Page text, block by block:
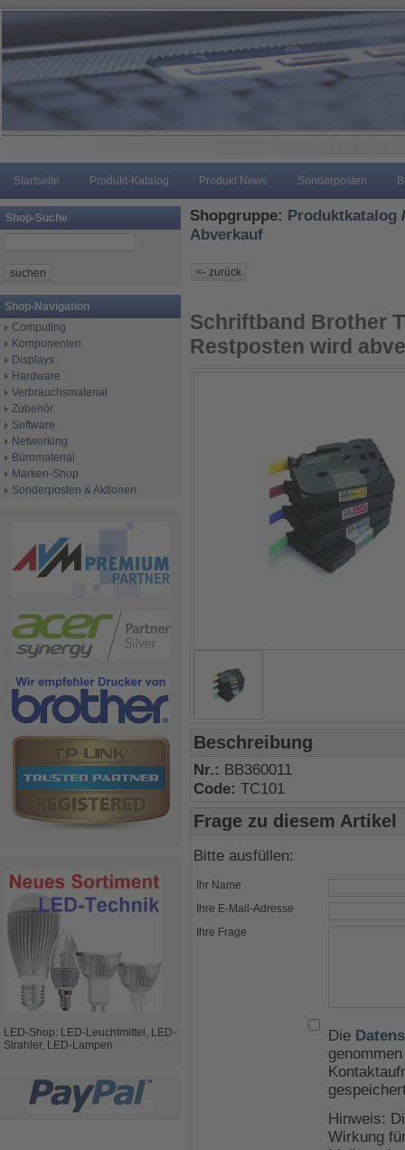
Startseite Produkt-Katalog Produkt News Sonderposten
Shop-Suche
Shop-Navigation
Computing
Komponenten
Displays
Hardware
Verbrauchsmaterial
Zubehör
Software
Networking
Büromaterial
Marken-Shop
Sonderposten & Aktionen
LED-Shop: LED-Leuchtmittel, LED-
Strahler, LED-Lampen
Shopgruppe: Produktkatalog
Abverkauf
Schriftband Brother
Restposten wird
Beschreibung
Nr.: BB360011
Code: TC101
Frage zu diesem Artikel
Bitte ausfüllen:
Ihr Name
Ihre E-Mail-Adresse
Ihre Frage
Die
Hinweis:
Wirkung